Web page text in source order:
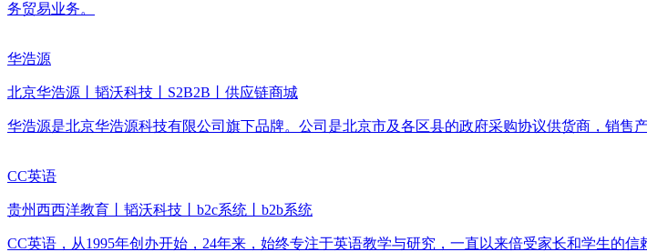
务贸易业务。
华浩源
北京华浩源丨韬沃科技丨S2B2B丨供应链商城
华浩源是北京华浩源科技有限公司旗下品牌。公司是北京市及各区县的政府采购协议供货商，销售
CC英语
贵州西西洋教育丨韬沃科技丨b2c系统丨b2b系统
CC英语，从1995年创办开始，24年来，始终专注于英语教学与研究，一直以来倍受家长和学生的